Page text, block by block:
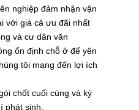
nghiệp đảm nhận vận
với giá cả ưu đãi nhất
và cư dân văn
ổn định chỗ ở để yên
tôi mang đến lợi ích
chốt cuối cùng và ký
phát sinh.